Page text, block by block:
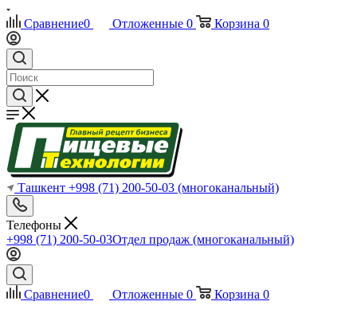
Сравнение0 Отложенные 0 Корзина 0
Ташкент +998 (71) 200-50-03 (многоканальный)
Телефоны
+998 (71) 200-50-03Отдел продаж (многоканальный)
Сравнение0 Отложенные 0 Корзина 0